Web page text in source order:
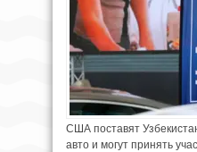
США поставят
авто и могут принять